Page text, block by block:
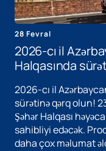
28 Fevral
2026-cı il
Halqasında
2026-cı il
sürətinə qərq olun!
Şəhər Halqası
sahibliyi edəcək.
daha çox məlumat